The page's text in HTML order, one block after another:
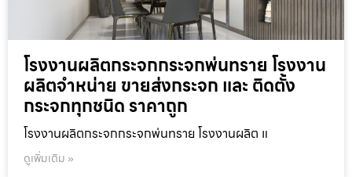
โรงงานผลิตกระจกกระจกพ่นทราย โรงงาน
ผลิตจำหน่าย ขายส่งกระจก และ ติดตั้ง
กระจกทุกชนิด ราคาถูก
โรงงานผลิตกระจกกระจกพ่นทราย โรงงานผลิต แ
ดูเพิ่มเติม »